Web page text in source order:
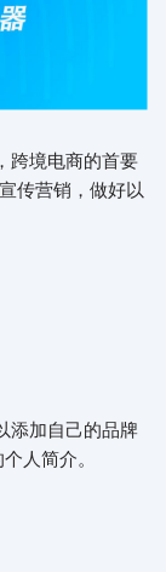
跨境电商的首要
传营销，做好以
添加自己的品牌
人简介。